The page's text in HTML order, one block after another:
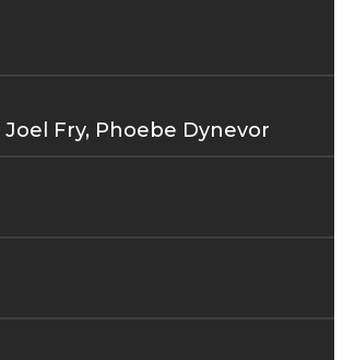
Joel Fry, Phoebe Dynevor